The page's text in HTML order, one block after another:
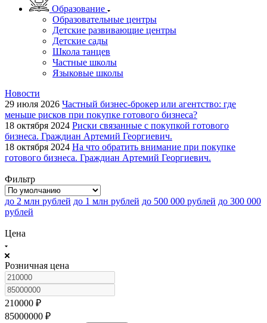
Образование
Образовательные центры
Детские развивающие центры
Детские сады
Школа танцев
Частные школы
Языковые школы
Новости
29 июля 2026 Частный бизнес-брокер или агентство: где
меньше рисков при покупке готового бизнеса?
18 октября 2024 Риски связанные с покупкой готового
бизнеса. Граждиан Артемий Георгиевич.
18 октября 2024 На что обратить внимание при покупке
готового бизнеса. Граждиан Артемий Георгиевич.
Фильтр
до 2 млн рублей до 1 млн рублей до 500 000 рублей до 300 000
рублей
Цена
Розничная цена
210000 ₽
85000000 ₽